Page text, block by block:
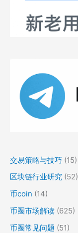
交易策略与技巧 (15)
区块链行业研究 (52)
币coin (14)
币圈市场解读 (625)
币圈常见问题 (51)